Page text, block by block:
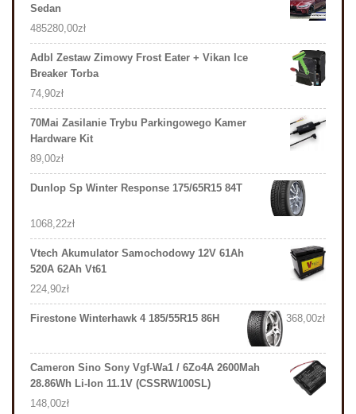
Sedan
485280,00zł
Adbl Zestaw Zimowy Frost Eater + Vikan Ice
Breaker Torba
74,90zł
70Mai Zasilanie Trybu Parkingowego Kamer
Hardware Kit
89,00zł
Dunlop Sp Winter Response 175/65R15 84T
1068,22zł
Vtech Akumulator Samochodowy 12V 61Ah
520A 62Ah Vt61
224,90zł
Firestone Winterhawk 4 185/55R15 86H 368,00zł
Cameron Sino Sony Vgf-Wa1 / 6Zo4A 2600Mah
28.86Wh Li-Ion 11.1V (CSSRW100SL)
148,00zł